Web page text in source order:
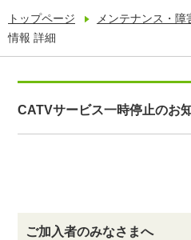
トップページ メンテナンス・障
情報 詳細
CATVサービス一時停止のお
ご加入者のみなさまへ